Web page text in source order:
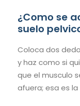
¿Como se
suelo
Coloca dos
y haz como si
que el musculo
afuera; esa es